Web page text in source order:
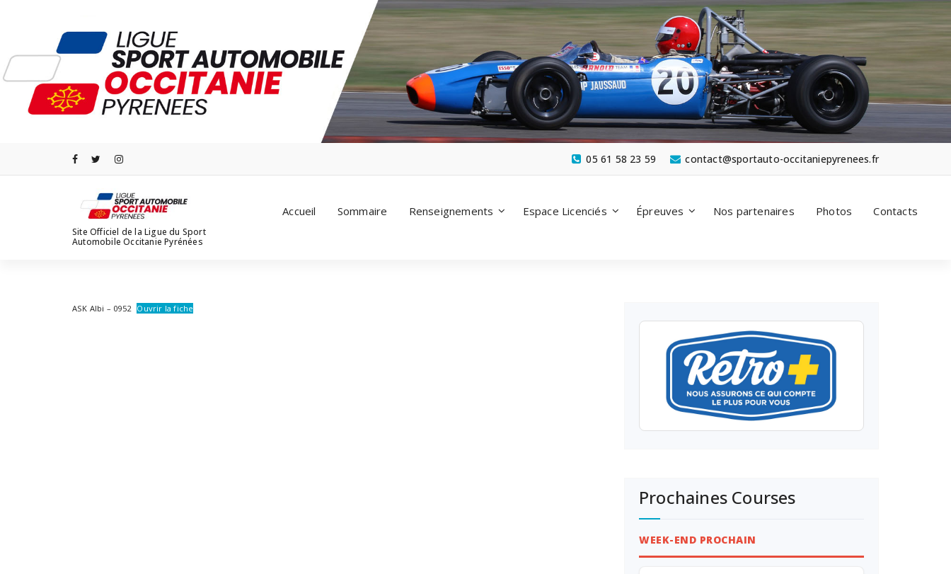
contact@sportauto-occitaniepyrenees.fr
05 61 58 23 59
Site Officiel de la Ligue du Sport
Automobile Occitanie Pyrénées
Accueil Sommaire Renseignements Espace Licenciés Épreuves Nos partenaires Photos Contacts
ASK Albi – 0952 Ouvrir la fiche
Prochaines Courses
WEEK-END PROCHAIN